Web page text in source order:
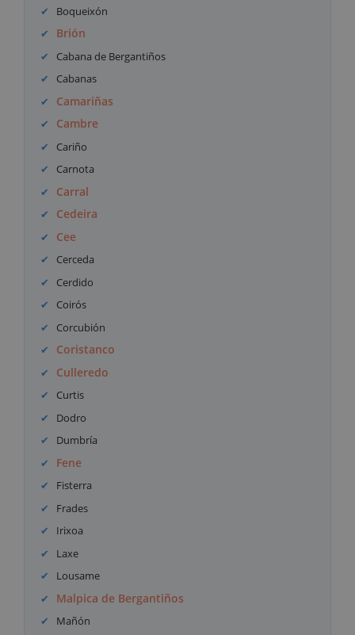
Boqueixón
Brión
Cabana de Bergantiños
Cabanas
Camariñas
Cambre
Cariño
Carnota
Carral
Cedeira
Cee
Cerceda
Cerdido
Coirós
Corcubión
Coristanco
Culleredo
Curtis
Dodro
Dumbría
Fene
Fisterra
Frades
Irixoa
Laxe
Lousame
Malpica de Bergantiños
Mañón